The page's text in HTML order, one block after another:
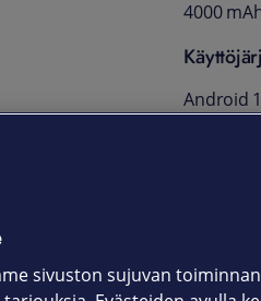
4000
Android
sivuston sujuvan